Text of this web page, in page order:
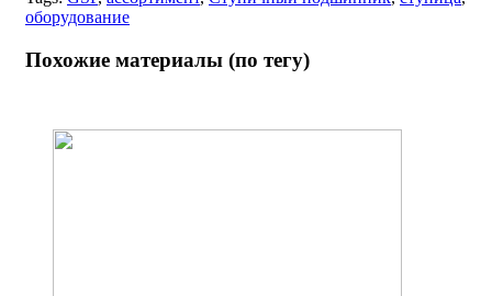
оборудование
Похожие материалы (по тегу)